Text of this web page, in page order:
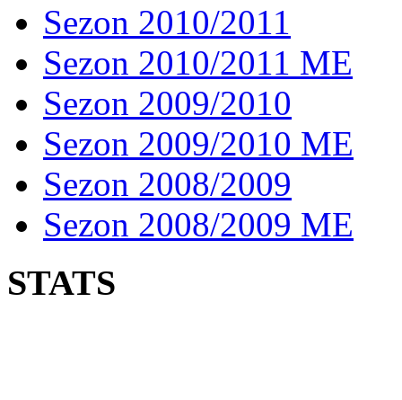
Sezon 2010/2011
Sezon 2010/2011 ME
Sezon 2009/2010
Sezon 2009/2010 ME
Sezon 2008/2009
Sezon 2008/2009 ME
STATS